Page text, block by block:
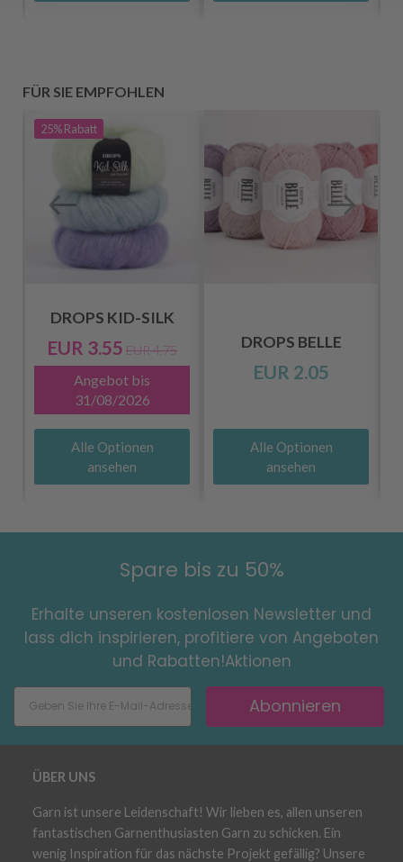
FÜR SIE EMPFOHLEN
25%Rabatt
DROPS KID-SILK
EUR 3.55 EUR 4.75
Angebot bis
31/08/2026
Alle Optionen
ansehen
DROPS BELLE
EUR 2.05
Alle Optionen
ansehen
Spare bis zu 50%
Erhalte unseren kostenlosen Newsletter und
lass dich inspirieren, profitiere von Angeboten
und Rabatten!Aktionen
Abonnieren
ÜBER UNS
Garn ist unsere Leidenschaft! Wir lieben es, allen unseren
fantastischen Garnenthusiasten Garn zu schicken. Ein
wenig Inspiration für das nächste Projekt gefällig? Unsere